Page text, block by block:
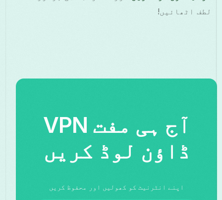
لطف اٹھائیں!
آج ہی مفت VPN
ڈاؤن لوڈ کریں
اپنے انٹرنیٹ کو کھولیں اور محفوظ کریں